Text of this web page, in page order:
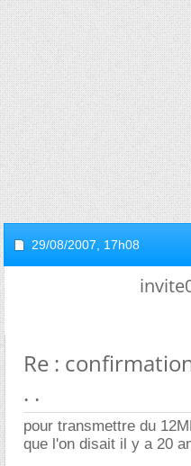
29/08/2007, 17h08
Re :
. .
pour transmettre du
que l'on disait il y a 20